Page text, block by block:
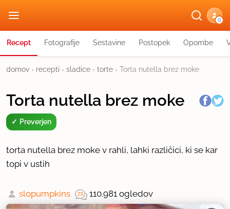
G
Recept Fotografije Sestavine Postopek Opombe
domov › recepti › sladice › torte › Torta nutella brez moke
Torta nutella brez moke
Preverjen
torta nutella brez moke v rahli, lahki različici, ki se kar
topi v ustih
slopumpkins 110.981 ogledov